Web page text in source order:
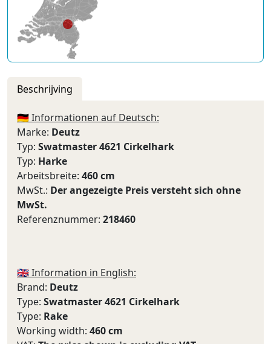
Beschrijving
🇩🇪 Informationen auf Deutsch:
Marke: Deutz
Typ: Swatmaster 4621 Cirkelhark
Typ: Harke
Arbeitsbreite: 460 cm
MwSt.: Der angezeigte Preis versteht sich ohne
MwSt.
Referenznummer: 218460
🇬🇧 Information in English:
Brand: Deutz
Type: Swatmaster 4621 Cirkelhark
Type: Rake
Working width: 460 cm